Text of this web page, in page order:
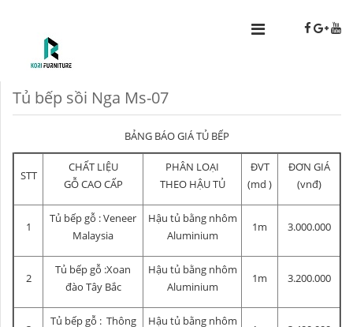
Tủ bếp sồi Nga Ms-07
BẢNG BÁO GIÁ TỦ BẾP
STT
CHẤT LIỆU
GỖ CAO CẤP
PHÂN LOẠI
THEO HẬU TỦ
ĐVT
(md )
ĐƠN GIÁ
(vnđ)
1
Tủ bếp gỗ : Veneer
Malaysia
Hậu tủ bằng nhôm
Aluminium
1m 3.000.000
2
Tủ bếp gỗ :Xoan
đào Tây Bắc
Hậu tủ bằng nhôm
Aluminium
1m 3.200.000
Tủ bếp gỗ : Thông
Hậu tủ bằng nhôm